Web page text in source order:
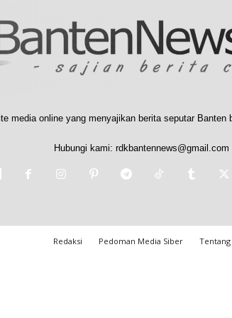
media online yang menyajikan berita seputar
Hubungi kami: rdkbantennews@gmail.com
Redaksi Pedoman Media Siber Tentang